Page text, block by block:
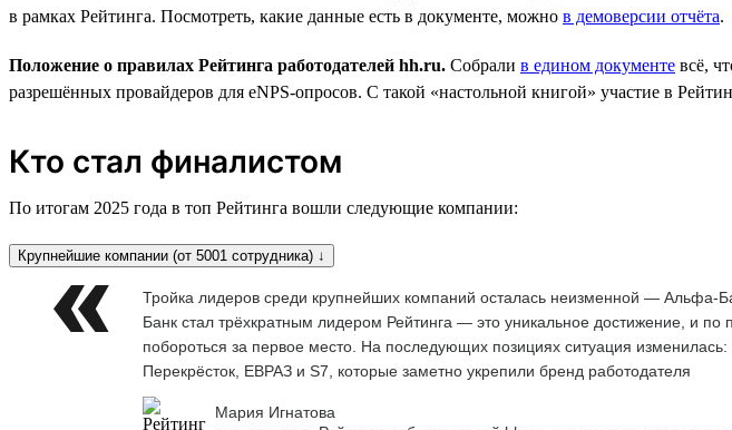
в рамках Рейтинга. Посмотреть, какие данные есть в документе, можно в демоверсии отчёта.
Положение о правилах Рейтинга работодателей hh.ru. Собрали в едином документе всё,
разрешённых провайдеров для eNPS-опросов. С такой «настольной книгой» участие в
Кто стал финалистом
По итогам 2025 года в топ Рейтинга вошли следующие компании:
Крупнейшие компании (от 5001 сотрудника) ↓
Тройка лидеров среди крупнейших компаний осталась неизменной — Альфа-
Банк стал трёхкратным лидером Рейтинга — это уникальное достижение, и
побороться за первое место. На последующих позициях ситуация
Перекрёсток, ЕВРАЗ и S7, которые заметно укрепили бренд работодателя
Мария Игнатова